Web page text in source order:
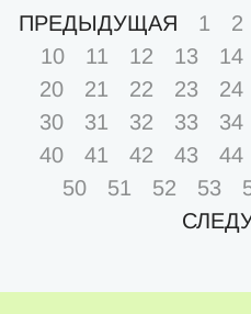
ПРЕДЫДУЩАЯ 1 2
10
11 12 13 14
20
21 22 23 24
30
31 32 33 34
40
41 42 43 44
50
51 52 53